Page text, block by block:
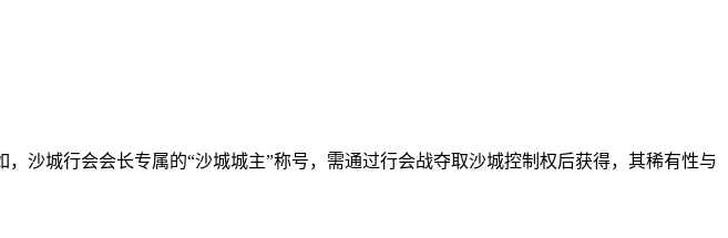
沙城行会会长专属的“沙城城主”称号，需通过行会战夺取沙城控制权后获得，其稀有性与